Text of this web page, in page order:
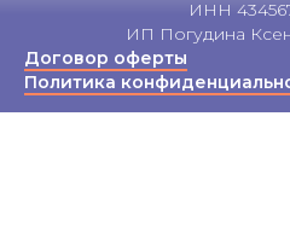
ИНН
ИП Погудина
Договор оферты
Политика